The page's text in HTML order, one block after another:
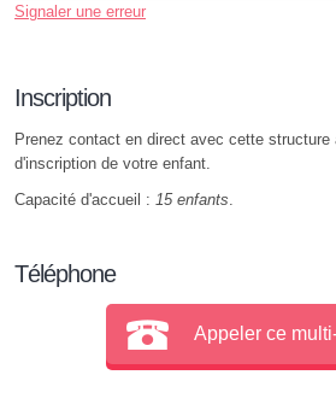
Signaler une erreur
Inscription
Prenez contact en direct avec cette structure
d'inscription de votre enfant.
Capacité d'accueil : 15 enfants
Téléphone
Appeler ce